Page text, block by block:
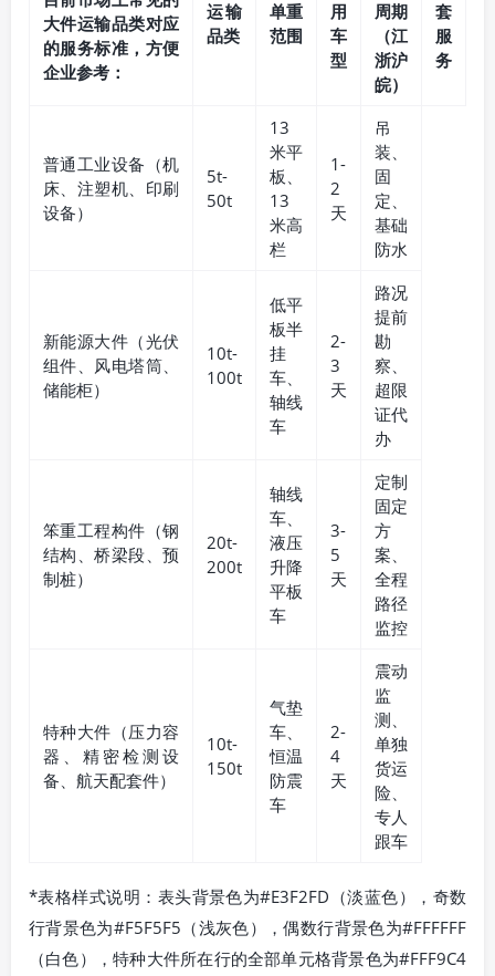
大件运输品类对应
的服务标准，方便
企业参考：
运输
品类
单重
范围
用
车
型
周期
（江
浙沪
皖）
套
服
务
普通工业设备（机
床、注塑机、印刷
设备）
5t-
50t
13
米平
板、
13
米高
栏
1-
2
天
吊
装、
固
定、
基础
防水
新能源大件（光伏
组件、风电塔筒、
储能柜）
10t-
100t
低平
板半
挂
车、
轴线
车
2-
3
天
路况
提前
勘
察、
超限
证代
办
笨重工程构件（钢
结构、桥梁段、预
制桩）
20t-
200t
轴线
车、
液压
升降
平板
车
3-
5
天
定制
固定
方
案、
全程
路径
监控
特种大件（压力容
器、精密检测设
备、航天配套件）
10t-
150t
气垫
车、
恒温
防震
车
2-
4
天
震动
监
测、
单独
货运
险、
专人
跟车
*表格样式说明：表头背景色为#E3F2FD（淡蓝色），奇数
行背景色为#F5F5F5（浅灰色），偶数行背景色为#FFFFFF
（白色），特种大件所在行的全部单元格背景色为#FFF9C4